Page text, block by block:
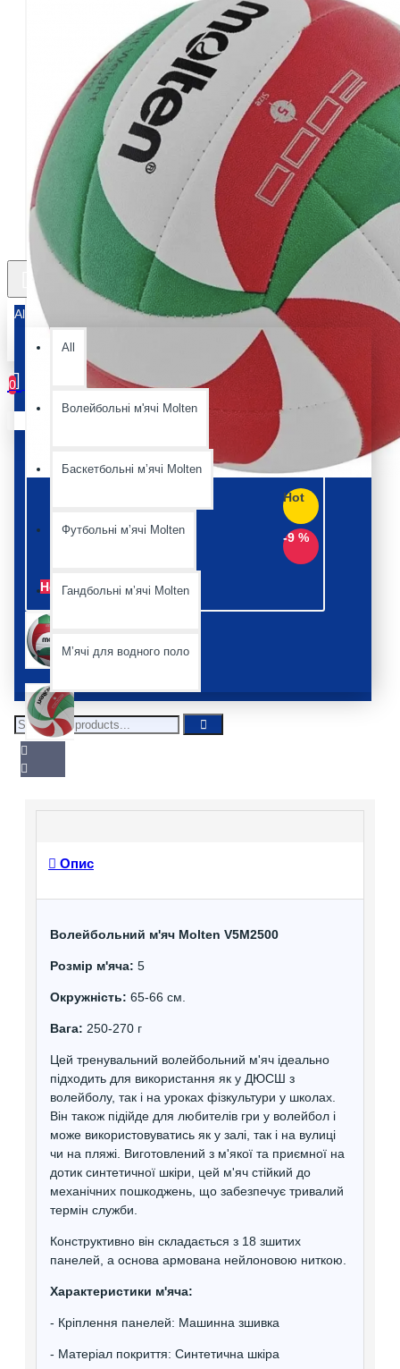
All
All
Волейбольні м'ячі Molten
Баскетбольні мʼячі Molten
Футбольні мʼячі Molten
Гандбольні мʼячі Molten
Мʼячі для водного поло
0
Hot
-9 %
Немає
Опис
Волейбольний м'яч Molten V5M2500
Розмір м'яча: 5
Окружність: 65-66 см.
Вага: 250-270 г
Цей тренувальний волейбольний м'яч ідеально
підходить для використання як у ДЮСШ з
волейболу, так і на уроках фізкультури у школах.
Він також підійде для любителів гри у волейбол і
може використовуватись як у залі, так і на вулиці
чи на пляжі. Виготовлений з м'якої та приємної на
дотик синтетичної шкіри, цей м'яч стійкий до
механічних пошкоджень, що забезпечує тривалий
термін служби.
Конструктивно він складається з 18 зшитих
панелей, а основа армована нейлоновою ниткою.
Характеристики м'яча:
- Кріплення панелей: Машинна зшивка
- Матеріал покриття: Синтетична шкіра